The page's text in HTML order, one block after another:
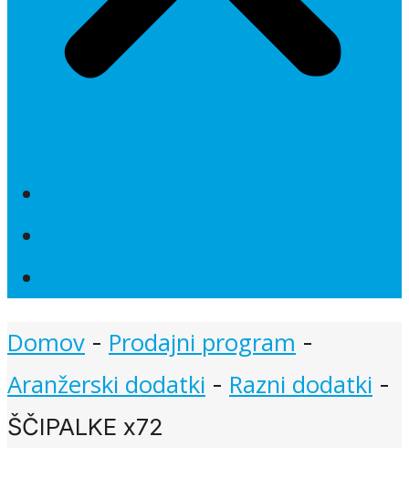
Domov - Prodajni program -
Aranžerski dodatki - Razni dodatki -
ŠČIPALKE x72